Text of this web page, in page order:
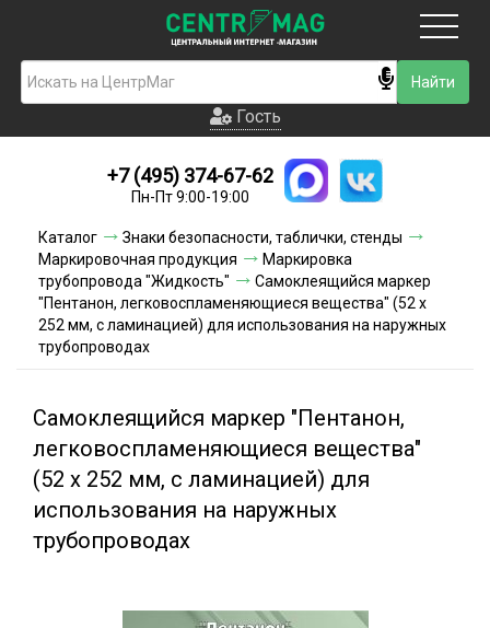
Гость
Новинки
Условия доставки
Условия оплаты
Контакты
Гость
+7 (495) 374-67-62
Пн-Пт 9:00-19:00
Каталог
Знаки безопасности, таблички, стенды
Маркировочная продукция
Маркировка
трубопровода "Жидкость"
Самоклеящийся маркер
"Пентанон, легковоспламеняющиеся вещества" (52 х
252 мм, с ламинацией) для использования на наружных
трубопроводах
Самоклеящийся маркер "Пентанон,
легковоспламеняющиеся вещества"
(52 х 252 мм, с ламинацией) для
использования на наружных
трубопроводах